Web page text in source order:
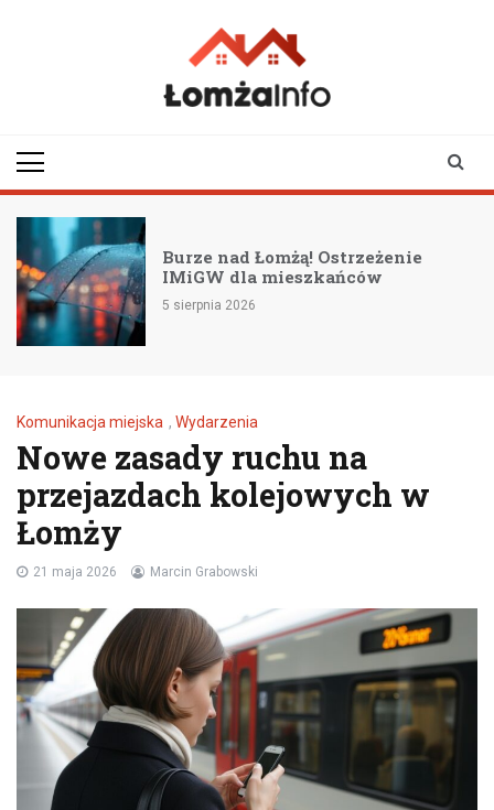
Burze nad Łomżą! Ostrzeżenie
IMiGW dla mieszkańców
5 sierpnia 2026
Komunikacja miejska , Wydarzenia
Nowe zasady ruchu na
przejazdach kolejowych w
Łomży
21 maja 2026 Marcin Grabowski